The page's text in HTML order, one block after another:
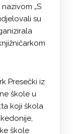
„S
su
Presečki iz
škole u
koji škola
škole